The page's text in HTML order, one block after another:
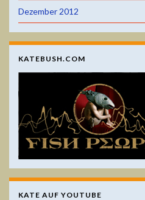
Dezember 2012
KATEBUSH.COM
KATE AUF YOUTUBE